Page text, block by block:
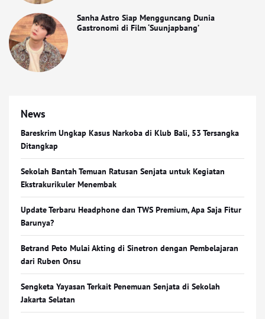
Sanha Astro Siap Mengguncang Dunia
Gastronomi di Film ‘Suunjapbang’
News
Bareskrim Ungkap Kasus Narkoba di Klub Bali, 53 Tersangka
Ditangkap
Sekolah Bantah Temuan Ratusan Senjata untuk Kegiatan
Ekstrakurikuler Menembak
Update Terbaru Headphone dan TWS Premium, Apa Saja Fitur
Barunya?
Betrand Peto Mulai Akting di Sinetron dengan Pembelajaran
dari Ruben Onsu
Sengketa Yayasan Terkait Penemuan Senjata di Sekolah
Jakarta Selatan